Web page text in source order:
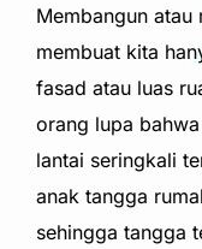
Membangun
membuat kita
fasad atau luas
orang lupa
lantai seringkali
anak tangga
sehingga tangga